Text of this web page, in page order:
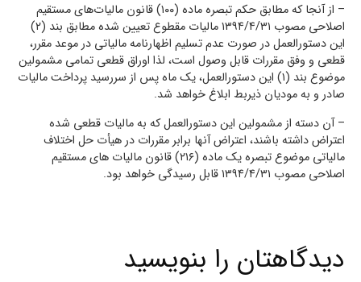
– از آنجا که مطابق حکم تبصره ماده (۱۰۰) قانون مالیات‌های مستقیم
اصلاحی مصوب ۱۳۹۴/۴/۳۱ مالیات مقطوع تعیین شده مطابق بند (۲)
این دستورالعمل در صورت عدم تسلیم اظهارنامه مالیاتی در موعد مقرر،
قطعی و وفق مقررات قابل وصول است، لذا اوراق قطعی تمامی مشمولین
موضوع بند (۱) این دستورالعمل، یک ماه پس از سررسید پرداخت مالیات
صادر و به مودیان ذیربط ابلاغ خواهد شد.
– آن دسته از مشمولین این دستورالعمل که به مالیات قطعی شده
اعتراض داشته باشند، اعتراض آنها برابر مقررات در هیأت حل اختلاف
مالیاتی موضوع تبصره یک ماده (۲۱۶) قانون مالیات های مستقیم
اصلاحی مصوب ۱۳۹۴/۴/۳۱ قابل رسیدگی خواهد بود.
دیدگاهتان را بنویسید